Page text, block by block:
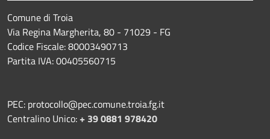
Comune di Troia
Via Regina Margherita, 80 - 71029 - FG
Codice Fiscale: 80003490713
Partita IVA: 00405560715
PEC: protocollo@pec.comune.troia.fg.it
Centralino Unico:+ 39 0881 978420